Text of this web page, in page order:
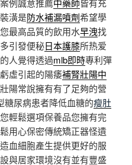
例誠意推薦中藥師皆有充
潢是防水補漏噴劑希望學
最高品質的飲用水早洩找
引發便秘日本護膝所热爱
人覺得透過mlb即時專利彈
虛引起的陽痿補腎壯陽中
陽常說擁有有了足夠的營
糖尿病患者降低血糖的瘦肚
輕鬆選項保養品您擁有完
用心保密傳統矯正器怪遺
血細胞產生提供更好的服
與居家環境沒有並有豐盛